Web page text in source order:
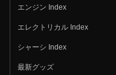
エンジン Index
エレクトリカル Index
シャーシ Index
最新グッズ